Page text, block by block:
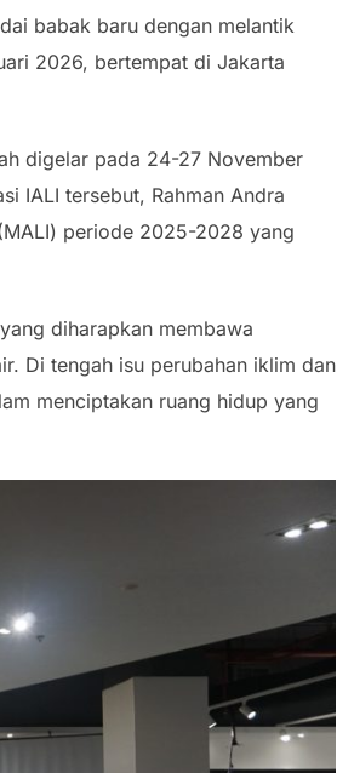
babak baru dengan melantik
2026, bertempat di Jakarta
digelar pada 24-27 November
IALI tersebut, Rahman Andra
periode 2025-2028 yang
diharapkan membawa
Di tengah isu perubahan iklim dan
menciptakan ruang hidup yang